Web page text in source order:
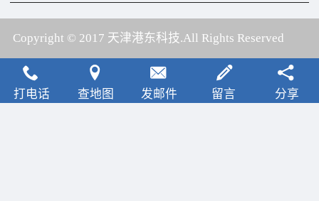
Copyright © 2017 天津港东科技.All Rights Reserved
犀牛云提供云计算服务
打电话 查地图 发邮件 留言 分享